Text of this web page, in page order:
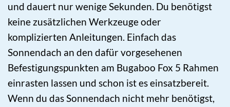
und dauert nur wenige Sekunden. Du benötigst
keine zusätzlichen Werkzeuge oder
komplizierten Anleitungen. Einfach das
Sonnendach an den dafür vorgesehenen
Befestigungspunkten am Bugaboo Fox 5 Rahmen
einrasten lassen und schon ist es einsatzbereit.
Wenn du das Sonnendach nicht mehr benötigst,